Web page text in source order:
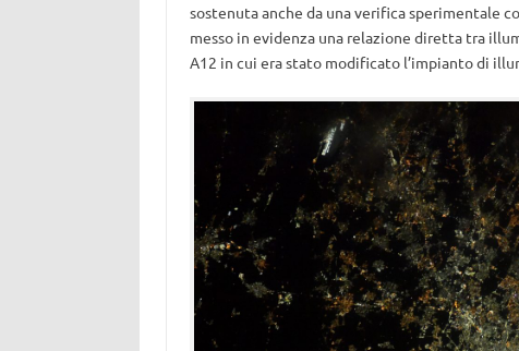
sostenuta anche da una verifica sperimentale
messo in evidenza una relazione diretta tra
A12 in cui era stato modificato l’impianto di